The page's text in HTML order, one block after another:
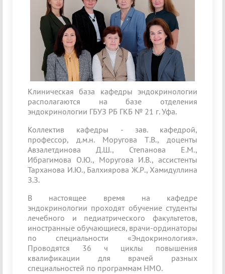
Клиническая база кафедры эндокринологии
располагаются на базе отделения
эндокринологии ГБУЗ РБ ГКБ № 21 г. Уфа.
Коллектив кафедры - зав. кафедрой,
профессор, д.м.н. Моругова Т.В., доценты
Авзалетдинова Д.Ш., Степанова Е.М.,
Ибрагимова О.Ю., Моругова И.В., ассистенты
Тарханова И.Ю., Балхиярова Ж.Р., Хамидуллина
З.З.
В настоящее время на кафедре
эндокринологии проходят обучение студенты
лечебного и педиатрического факультетов,
иностранные обучающиеся, врачи-ординаторы
по специальности «Эндокринология».
Проводятся 36 ч циклы повышения
квалификации для врачей разных
специальностей по программам НМО.